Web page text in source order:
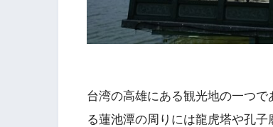
台湾の高雄にある観光地の一つ
る蓮池潭の周りには龍虎塔や孔子